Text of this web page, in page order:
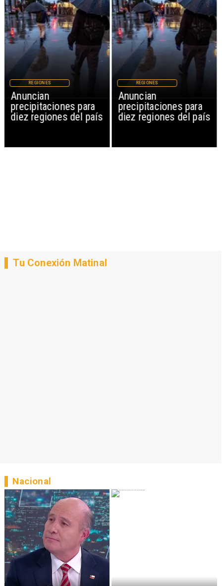
Anuncian
precipitaciones para
diez regiones del país
REGIONES
Anuncian
precipitaciones para
diez regiones del país
REGIONES
Tu Conexión Matinal
Nacional